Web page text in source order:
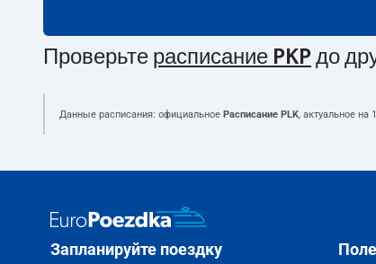
Проверьте расписание PKP до
Данные расписания: официальное Расписание PLK, актуальное на
Запланируйте поездку